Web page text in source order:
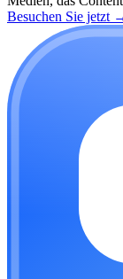
Besuchen Sie jetzt